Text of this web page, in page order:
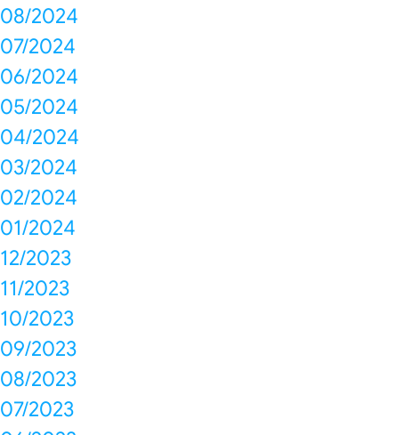
08/2024
07/2024
06/2024
05/2024
04/2024
03/2024
02/2024
01/2024
12/2023
11/2023
10/2023
09/2023
08/2023
07/2023